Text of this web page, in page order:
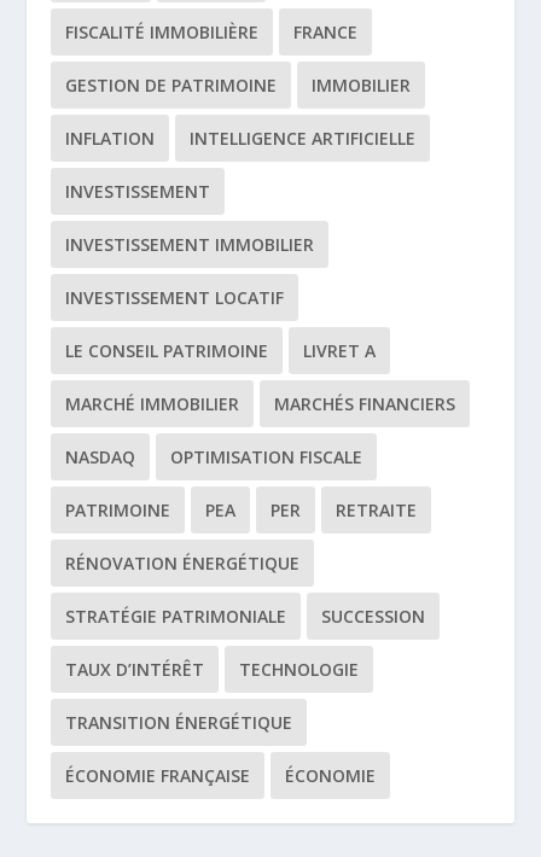
FISCALITÉ IMMOBILIÈRE FRANCE
GESTION DE PATRIMOINE IMMOBILIER
INFLATION INTELLIGENCE ARTIFICIELLE
INVESTISSEMENT
INVESTISSEMENT IMMOBILIER
INVESTISSEMENT LOCATIF
LE CONSEIL PATRIMOINE LIVRET A
MARCHÉ IMMOBILIER MARCHÉS FINANCIERS
NASDAQ OPTIMISATION FISCALE
PATRIMOINE PEA PER RETRAITE
RÉNOVATION ÉNERGÉTIQUE
STRATÉGIE PATRIMONIALE SUCCESSION
TAUX D’INTÉRÊT TECHNOLOGIE
TRANSITION ÉNERGÉTIQUE
ÉCONOMIE FRANÇAISE ÉCONOMIE